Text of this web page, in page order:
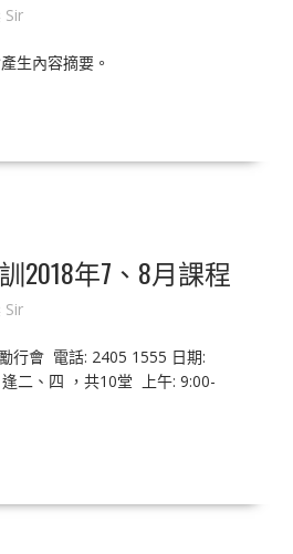
Sir
生內容摘要。
2018年7、8月課程
Sir
行會 電話: 2405 1555 日期:
二、四 ，共10堂 上午: 9:00-